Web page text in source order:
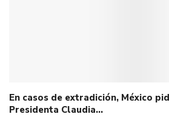
En casos de extradición, México
Presidenta Claudia…